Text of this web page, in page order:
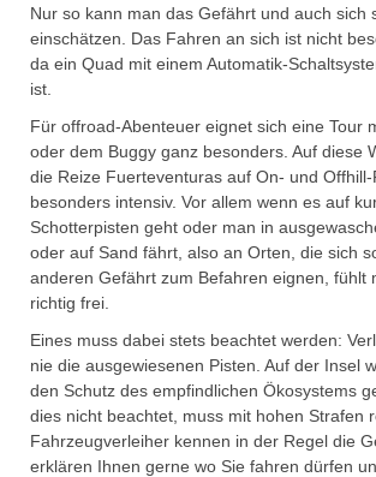
Nur so kann man das Gefährt und auch sich
einschätzen. Das Fahren an sich ist nicht
da ein Quad mit einem Automatik-
ist.
Für offroad-Abenteuer eignet sich eine Tour
oder dem Buggy ganz besonders. Auf diese
die Reize Fuerteventuras auf On- und
besonders intensiv. Vor allem wenn es auf
Schotterpisten geht oder man in
oder auf Sand fährt, also an Orten, die sich
anderen Gefährt zum Befahren eignen, fühlt
richtig frei.
Eines muss dabei stets beachtet werden:
nie die ausgewiesenen Pisten. Auf der Insel
den Schutz des empfindlichen Ökosystems
dies nicht beachtet, muss mit hohen Strafen
Fahrzeugverleiher kennen in der Regel die
erklären Ihnen gerne wo Sie fahren dürfen